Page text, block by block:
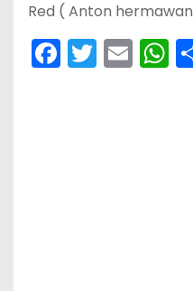
Red ( Anton
F T E